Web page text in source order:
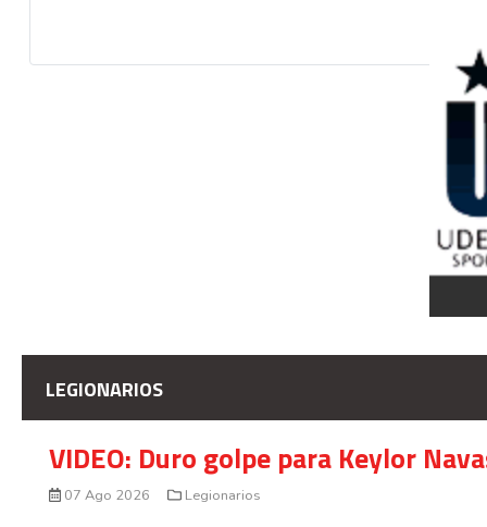
LEGIONARIOS
VIDEO: Duro golpe para Keylor
07 Ago 2026 Legionarios